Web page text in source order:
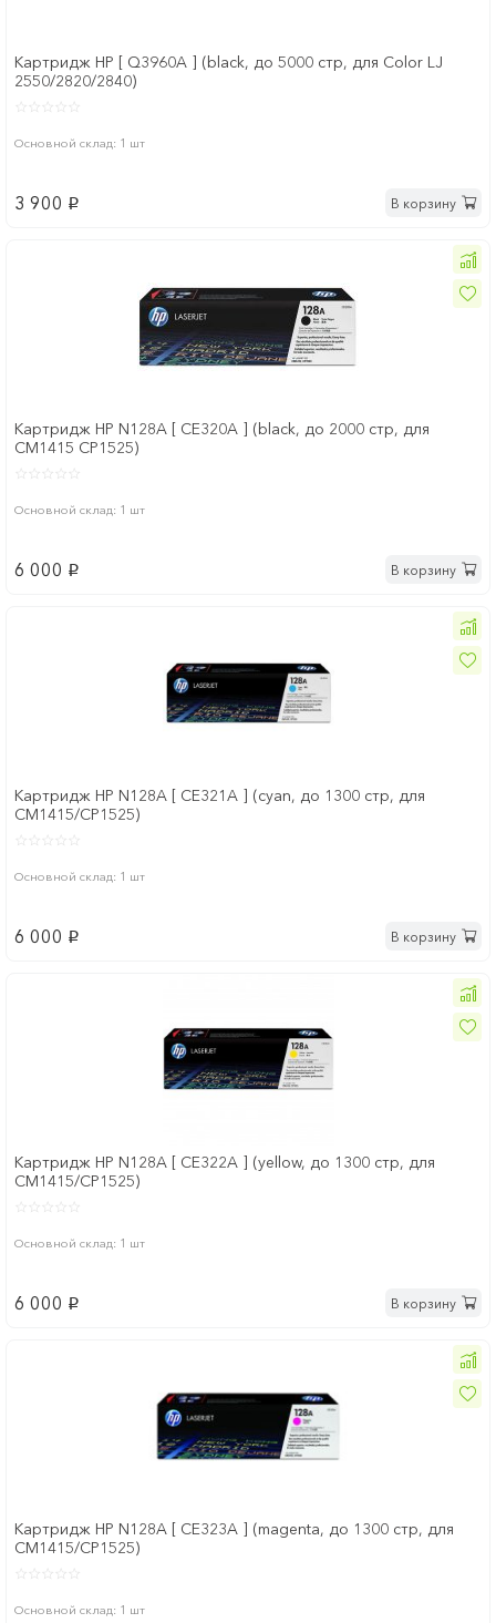
Картридж HP [ Q3960A ] (black, до 5000 стр, для Color LJ
2550/2820/2840)
Основной склад: 1 шт
3 900 p В корзину
Картридж HP N128A [ CE320A ] (black, до 2000 стр, для
CM1415 CP1525)
Основной склад: 1 шт
6 000 p В корзину
Картридж HP N128A [ CE321A ] (cyan, до 1300 стр, для
CM1415/CP1525)
Основной склад: 1 шт
6 000 p В корзину
Картридж HP N128A [ CE322A ] (yellow, до 1300 стр, для
CM1415/CP1525)
Основной склад: 1 шт
6 000 p В корзину
Картридж HP N128A [ CE323A ] (magenta, до 1300 стр, для
CM1415/CP1525)
Основной склад: 1 шт